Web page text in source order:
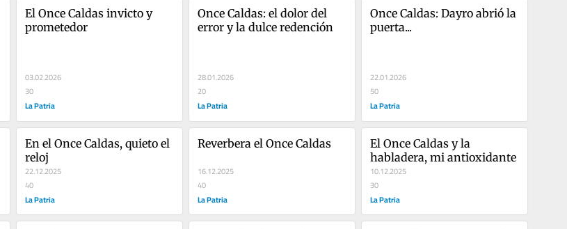
El Once Caldas invicto y
prometedor
03.02.2026
30
La Patria
Once Caldas: el dolor del
error y la dulce redención
28.01.2026
20
La Patria
Once Caldas: Dayro abrió la
puerta...
22.01.2026
50
La Patria
En el Once Caldas, quieto el
reloj
22.12.2025
40
La Patria
Reverbera el Once Caldas
16.12.2025
40
La Patria
El Once Caldas y la
habladera, mi antioxidante
10.12.2025
30
La Patria